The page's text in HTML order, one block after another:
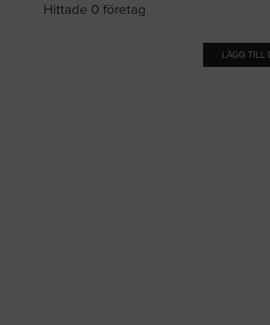
Hittade 0 företag
LÄGG TILL